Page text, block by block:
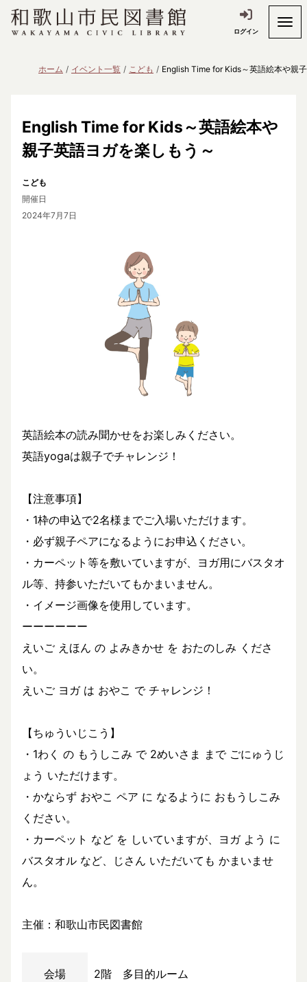
ログイン
ホーム イベント一覧 こども English Time for Kids～英語絵本や親
English Time for Kids～英語絵本や
親子英語ヨガを楽しもう～
こども
開催日
2024年7月7日
英語絵本の読み聞かせをお楽しみください。
英語yogaは親子でチャレンジ！
【注意事項】
・1枠の申込で2名様までご入場いただけます。
・必ず親子ペアになるようにお申込ください。
・カーペット等を敷いていますが、ヨガ用にバスタオ
ル等、持参いただいてもかまいません。
・イメージ画像を使用しています。
ーーーーーー
えいご えほん の よみきかせ を おたのしみ くださ
い。
えいご ヨガ は おやこ で チャレンジ！
【ちゅういじこう】
・1わく の もうしこみ で 2めいさま まで ごにゅうじ
ょう いただけます。
・かならず おやこ ペア に なるように おもうしこみ
ください。
・カーペット など を しいていますが、ヨガ よう に
バスタオル など、じさん いただいても かまいませ
ん。
主催：和歌山市民図書館
会場 2階 多目的ルーム